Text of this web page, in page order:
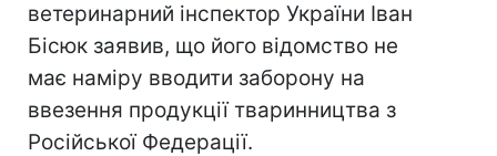
ветеринарний інспектор України Іван
Бісюк заявив, що його відомство не
має наміру вводити заборону на
ввезення продукції тваринництва з
Російської Федерації.